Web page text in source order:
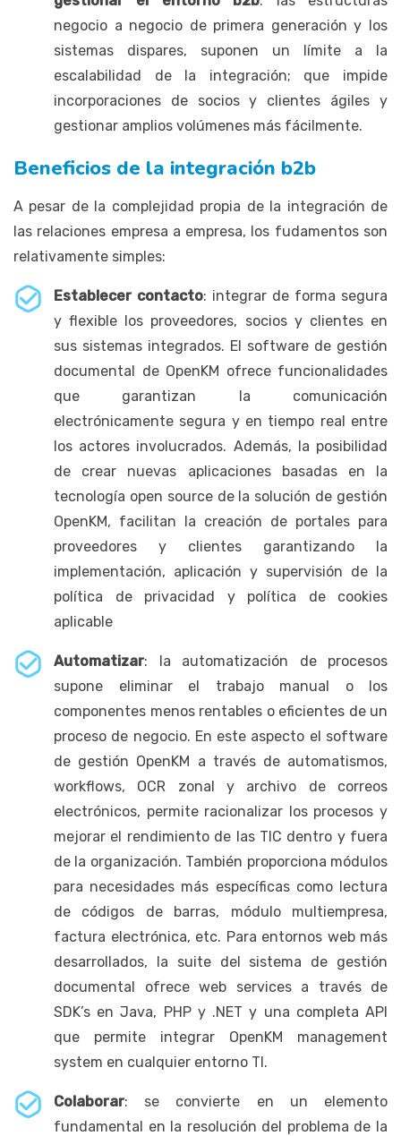
negocio a negocio de primera generación y los
sistemas dispares, suponen un límite a la
escalabilidad de la integración; que impide
incorporaciones de socios y clientes ágiles y
gestionar amplios volúmenes más fácilmente.
Beneficios de la integración b2b
A pesar de la complejidad propia de la integración de
las relaciones empresa a empresa, los fudamentos son
relativamente simples:
Establecer contacto: integrar de forma segura
y flexible los proveedores, socios y clientes en
sus sistemas integrados. El software de gestión
documental de OpenKM ofrece funcionalidades
que garantizan la comunicación
electrónicamente segura y en tiempo real entre
los actores involucrados. Además, la posibilidad
de crear nuevas aplicaciones basadas en la
tecnología open source de la solución de gestión
OpenKM, facilitan la creación de portales para
proveedores y clientes garantizando la
implementación, aplicación y supervisión de la
política de privacidad y política de cookies
aplicable
Automatizar: la automatización de procesos
supone eliminar el trabajo manual o los
componentes menos rentables o eficientes de un
proceso de negocio. En este aspecto el software
de gestión OpenKM a través de automatismos,
workflows, OCR zonal y archivo de correos
electrónicos, permite racionalizar los procesos y
mejorar el rendimiento de las TIC dentro y fuera
de la organización. También proporciona módulos
para necesidades más específicas como lectura
de códigos de barras, módulo multiempresa,
factura electrónica, etc. Para entornos web más
desarrollados, la suite del sistema de gestión
documental ofrece web services a través de
SDK’s en Java, PHP y .NET y una completa API
que permite integrar OpenKM management
system en cualquier entorno TI.
Colaborar: se convierte en un elemento
fundamental en la resolución del problema de la